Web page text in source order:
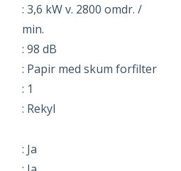
: 3,6 kW v. 2800 omdr. /
min.
: 98 dB
: Papir med skum forfilter
: 1
: Rekyl
: Ja